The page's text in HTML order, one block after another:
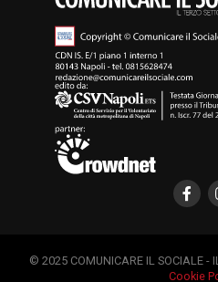
© 2025 COMUNICARE IL SOCIALE -
Cookie